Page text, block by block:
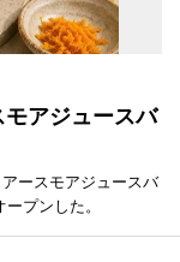
アジュースバ
ースモアジュースバ
プンした。